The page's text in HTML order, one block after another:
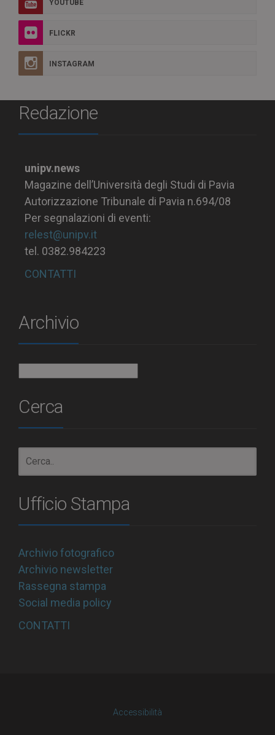
YOUTUBE
FLICKR
INSTAGRAM
Redazione
unipv.news
Magazine dell’Università degli Studi di Pavia
Autorizzazione Tribunale di Pavia n.694/08
Per segnalazioni di eventi:
relest@unipv.it
tel. 0382.984223
CONTATTI
Archivio
Cerca
Ufficio Stampa
Archivio fotografico
Archivio newsletter
Rassegna stampa
Social media policy
CONTATTI
Accessibilità